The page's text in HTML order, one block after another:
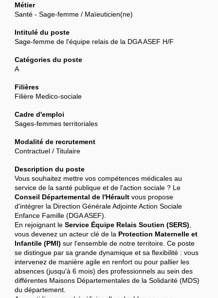
Métier
Santé - Sage-femme / Maïeuticien(ne)
Intitulé du poste
Sage-femme de l'équipe relais de la DGA ASEF H/F
Catégories du poste
A
Filières
Filière Medico-sociale
Cadre d'emploi
Sages-femmes territoriales
Modalité de recrutement
Contractuel / Titulaire
Description du poste
Vous souhaitez mettre vos compétences médicales au
service de la santé publique et de l'action sociale ? Le
Conseil Départemental de l'Hérault vous propose
d'intégrer la Direction Générale Adjointe Action Sociale
Enfance Famille (DGA ASEF).
En rejoignant le Service Équipe Relais Soutien (SERS)
vous devenez un acteur clé de la Protection Maternelle et
Infantile (PMI) sur l'ensemble de notre territoire. Ce poste
se distingue par sa grande dynamique et sa flexibilité : vous
intervenez de manière agile en renfort ou pour pallier les
absences (jusqu'à 6 mois) des professionnels au sein des
différentes Maisons Départementales de la Solidarité (MDS)
du département.